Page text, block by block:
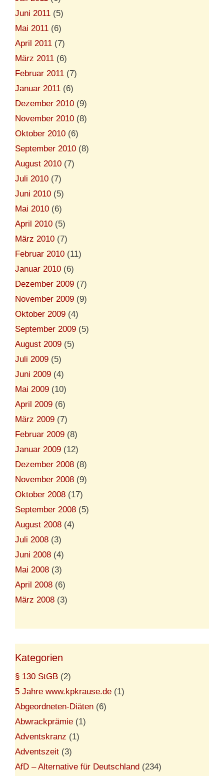
Juni 2011 (5)
Mai 2011 (6)
April 2011 (7)
März 2011 (6)
Februar 2011 (7)
Januar 2011 (6)
Dezember 2010 (9)
November 2010 (8)
Oktober 2010 (6)
September 2010 (8)
August 2010 (7)
Juli 2010 (7)
Juni 2010 (5)
Mai 2010 (6)
April 2010 (5)
März 2010 (7)
Februar 2010 (11)
Januar 2010 (6)
Dezember 2009 (7)
November 2009 (9)
Oktober 2009 (4)
September 2009 (5)
August 2009 (5)
Juli 2009 (5)
Juni 2009 (4)
Mai 2009 (10)
April 2009 (6)
März 2009 (7)
Februar 2009 (8)
Januar 2009 (12)
Dezember 2008 (8)
November 2008 (9)
Oktober 2008 (17)
September 2008 (5)
August 2008 (4)
Juli 2008 (3)
Juni 2008 (4)
Mai 2008 (3)
April 2008 (6)
März 2008 (3)
Kategorien
§ 130 StGB (2)
5 Jahre www.kpkrause.de (1)
Abgeordneten-Diäten (6)
Abwrackprämie (1)
Adventskranz (1)
Adventszeit (3)
AfD – Alternative für Deutschland (234)